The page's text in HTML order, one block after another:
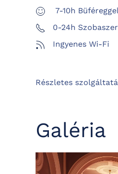
7-10h
0-24h
Ingyenes Wi-Fi
Részletes
Galéria